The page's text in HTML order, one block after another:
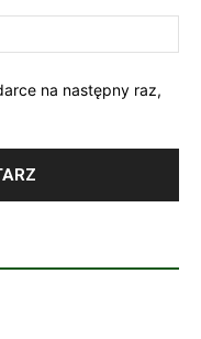
na następny raz,